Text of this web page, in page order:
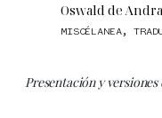
Oswald de
MISCÉLANEA,
Presentación y versiones